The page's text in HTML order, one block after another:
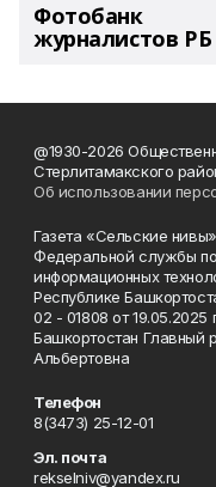
Фотобанк
журналистов РБ
@1930-2026
Стерлитамакского
Об использовании
Газета «Сельские
Федеральной службы
информационных
Республике
02 - 01808 от 19.05.2025
Башкортостан Главный
Альбертовна
Телефон
8(3473) 25-12-01
Эл. почта
rekselniv@yandex.ru